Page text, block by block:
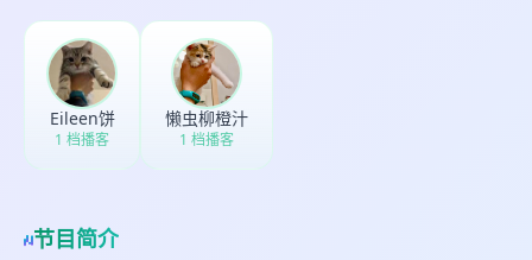
Eileen饼
1 档播客
懒虫柳橙汁
1 档播客
节目简介